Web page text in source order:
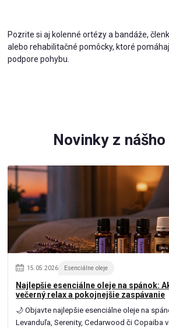
Pozrite si aj kolenné ortézy a bandáže,
alebo rehabilitačné pomôcky, ktoré
podpore pohybu.
Novinky z
15.05.2026 Esenciálne oleje
Najlepšie esenciálne oleje na spánok:
večerný relax a pokojnejšie zaspávanie
🌙 Objavte najlepšie esenciálne oleje na
Levanduľa, Serenity, Cedarwood či Copaiba